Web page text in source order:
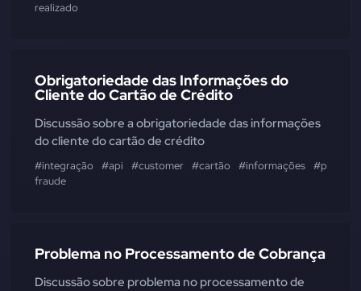
realizado
Obrigatoriedade das Informações do
Cliente do Cartão de Crédito
Discussão sobre a obrigatoriedade das informações
do cliente do cartão de crédito
#integração #api #customer #cartão #informações
fraude
Problema no Processamento de Cobrança
Discussão sobre problema no processamento de